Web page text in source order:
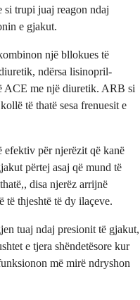
si trupi juaj reagon ndaj
e gjakut.
një bllokues të
ndërsa lisinopril-
ACE me një diuretik. ARB si
të thatë sesa frenuesit e
për njerëzit që kanë
përtej asaj që mund të
disa njerëz arrijnë
thjeshtë të dy ilaçeve.
tuaj ndaj presionit të gjakut,
e tjera shëndetësore kur
më mirë ndryshon